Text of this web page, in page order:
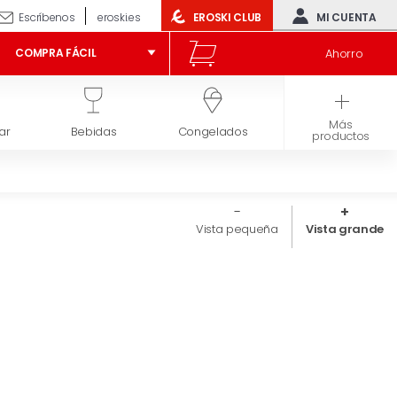
Escríbenos eroski.es EROSKI CLUB MI CUENTA
COMPRA FÁCIL Ahorro
Bebidas Congelados Higiene y belleza
Más
productos
Vista pequeña Vista grande